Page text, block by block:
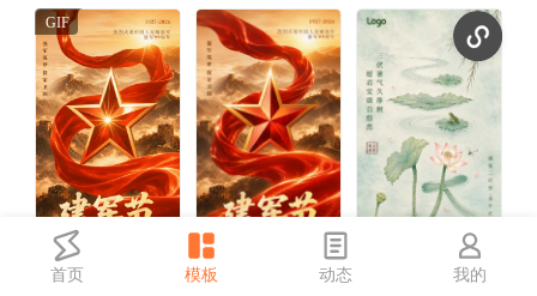
红金风建军节祝福宣传手机海报 中国风三伏天祝福宣传手机海报
首页 模板 动态 我的